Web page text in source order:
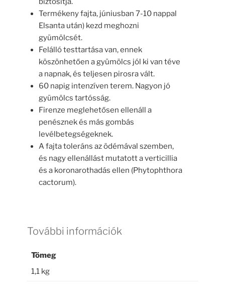
Termékeny fajta, júniusban 7-10 nappal
Elsanta után) kezd meghozni
gyümölcsét.
Felálló testtartása van, ennek
köszönhetően a gyümölcs jól ki van téve
a napnak, és teljesen pirosra vált.
60 napig intenzíven terem. Nagyon jó
gyümölcs tartósság.
Firenze meglehetősen ellenáll a
penésznek és más gombás
levélbetegségeknek.
A fajta toleráns az ödémával szemben,
és nagy ellenállást mutatott a verticillia
és a koronarothadás ellen (Phytophthora
cactorum).
További információk
Tömeg
1,1 kg